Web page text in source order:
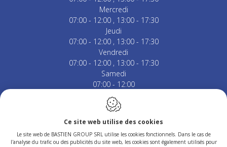
Mercredi
07:00 - 12:00
13:00 - 17:30
Jeudi
07:00 - 12:00
13:00 - 17:30
Vendredi
07:00 - 12:00
13:00 - 17:30
Samedi
07:00 - 12:00
Fermé le dimanche & jours fériés.
Conception du site web par IDcreation 2023
Ce site web utilise des cookies
Le site web de BASTIEN GROUP SRL utilise les cookies fonctionnels. Dans le cas de
l'analyse du trafic ou des publicités du site web, les cookies sont également utilisés pour